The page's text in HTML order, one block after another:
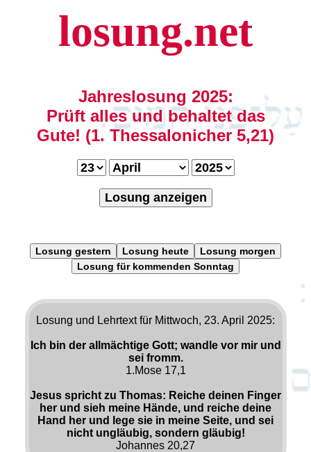
losung.net
Jahreslosung 2025:
Prüft alles und behaltet das
Gute! (1. Thessalonicher 5,21)
Losung anzeigen
Losung gestern Losung heute
Losung morgen
Losung für kommenden Sonntag
Losung und Lehrtext für Mittwoch, 23. April 2025:
Ich bin der allmächtige Gott; wandle vor mir und
sei fromm.
1.Mose 17,1
Jesus spricht zu Thomas: Reiche deinen Finger
her und sieh meine Hände, und reiche deine
Hand her und lege sie in meine Seite, und sei
nicht ungläubig, sondern gläubig!
Johannes 20,27